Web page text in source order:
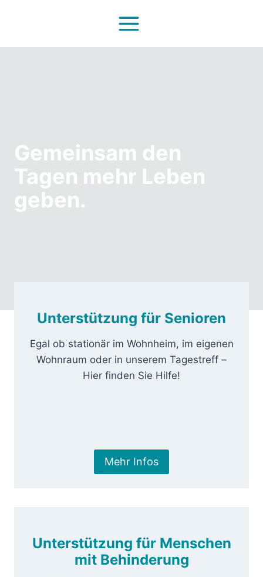
Gemeinsam den
Tagen mehr Leben
geben.
Unterstützung für Senioren
Egal ob stationär im Wohnheim, im eigenen
Wohnraum oder in unserem Tagestreff –
Hier finden Sie Hilfe!
Mehr Infos
Unterstützung für Menschen
mit Behinderung